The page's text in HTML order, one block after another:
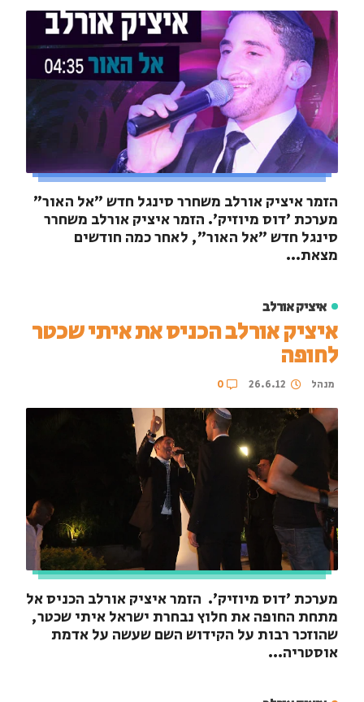
הזמר איציק אורלב משחרר סינגל חדש "אל האור"
מערכת 'דוס מיוזיק'. הזמר איציק אורלב משחרר
סינגל חדש "אל האור", לאחר כמה חודשים
מצאת...
איציק אורלב
איציק אורלב הכניס את איתי שכטר
לחופה
מנהל 26.6.12
0
מערכת 'דוס מיוזיק'. הזמר איציק אורלב הכניס אל
מתחת החופה את חלוץ נבחרת ישראל איתי שכטר,
שהוזכר רבות על הקידוש השם שעשה על אדמת
אוסטריה...